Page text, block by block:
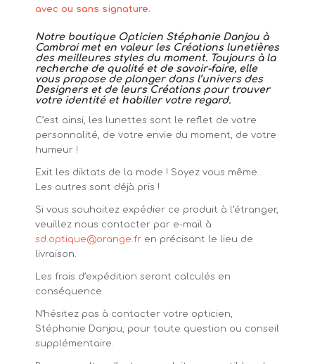
avec ou sans signature.
Notre boutique Opticien Stéphanie Danjou à
Cambrai met en valeur les Créations lunetières
des meilleures styles du moment. Toujours à la
recherche de qualité et de savoir-faire, elle
vous propose de plonger dans l’univers des
Designers et de leurs Créations pour trouver
votre identité et habiller votre regard.
C’est ainsi, les lunettes sont le reflet de votre
personnalité, de votre envie du moment, de votre
humeur !
Exit les diktats de la mode ! Soyez vous même…
Les autres sont déjà pris !
Si vous souhaitez expédier ce produit à l’étranger,
veuillez nous contacter par e-mail à
sd.optique@orange.fren précisant le lieu de
livraison.
Les frais d’expédition seront calculés en
conséquence.
N’hésitez pas à contacter votre opticien,
Stéphanie Danjou, pour toute question ou conseil
supplémentaire.